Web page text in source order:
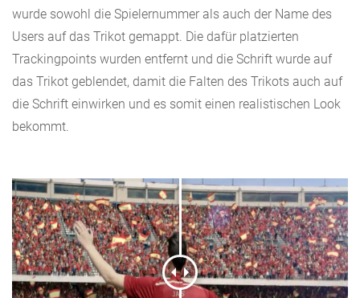
wurde sowohl die Spielernummer als auch der Name des
Users auf das Trikot gemappt. Die dafür platzierten
Trackingpoints wurden entfernt und die Schrift wurde auf
das Trikot geblendet, damit die Falten des Trikots auch auf
die Schrift einwirken und es somit einen realistischen Look
bekommt.